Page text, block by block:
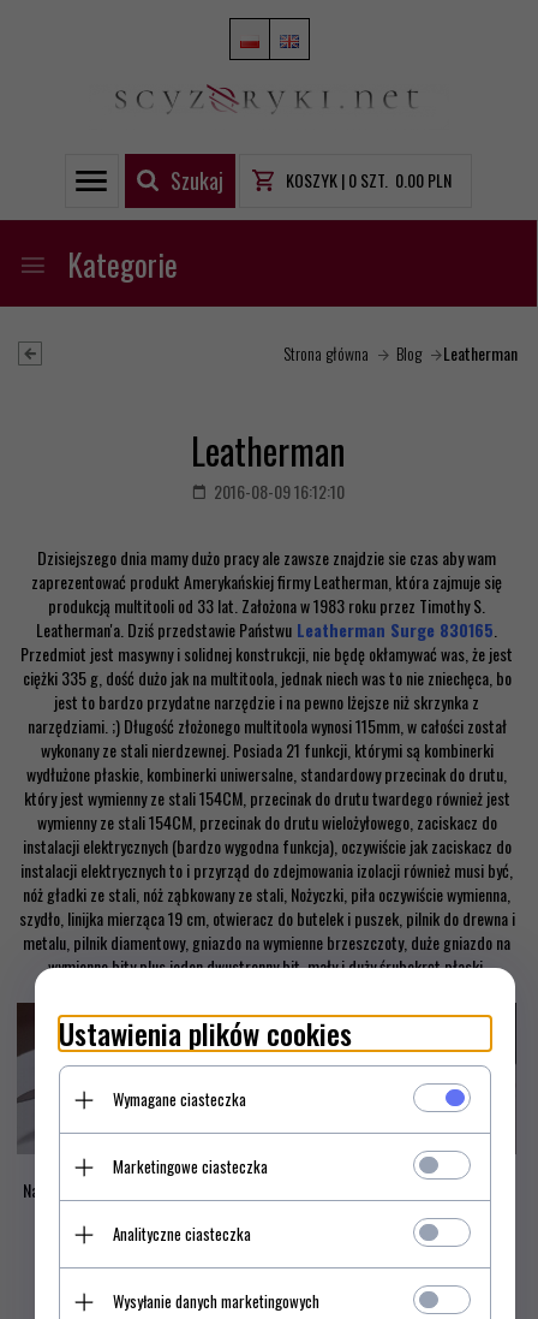
Szukaj KOSZYK |0SZT. 0.00PLN
Kategorie
Strona główna Blog Leatherman
Leatherman
2016-08-09 16:12:10
Dzisiejszego dnia mamy dużo pracy ale zawsze znajdzie sie czas aby wam
zaprezentować produkt Amerykańskiej firmy Leatherman, która zajmuje się
produkcją multitooli od 33 lat. Założona w 1983 roku przez Timothy S.
Leatherman'a. Dziś przedstawie Państwu Leatherman Surge 830165
Przedmiot jest masywny i solidnej konstrukcji, nie będę okłamywać was, że jest
ciężki 335 g, dość dużo jak na multitoola, jednak niech was to nie zniechęca, bo
jest to bardzo przydatne narzędzie i na pewno lżejsze niż skrzynka z
narzędziami. ;) Długość złożonego multitoola wynosi 115mm, w całości został
wykonany ze stali nierdzewnej. Posiada 21 funkcji, którymi są kombinerki
wydłużone płaskie, kombinerki uniwersalne, standardowy przecinak do drutu,
który jest wymienny ze stali 154CM, przecinak do drutu twardego również jest
wymienny ze stali 154CM, przecinak do drutu wielożyłowego, zaciskacz do
instalacji elektrycznych (bardzo wygodna funkcja), oczywiście jak zaciskacz do
instalacji elektrycznych to i przyrząd do zdejmowania izolacji również musi być,
nóż gładki ze stali, nóż ząbkowany ze stali, Nożyczki, piła oczywiście wymienna,
szydło, linijka mierząca 19 cm, otwieracz do butelek i puszek, pilnik do drewna i
metalu, pilnik diamentowy, gniazdo na wymienne brzeszczoty, duże gniazdo na
wymienne bity plus jeden dwustronny bit, mały i duży śrubokręt płaski.
Ładnie się prezentuje, prawda?
Narzędzia zewnętrzne są zabezpieczone blokadami typu liner-block, zapewnia
nam to bardzo dużą wygodę, narzędzia mogą zostać otwierane jedną reką.
Do scyzoryka dołączane jest również etui, wykonane ze skóry, poniżej
Ustawienia plików cookies
Wymagane ciasteczka
Marketingowe ciasteczka
Analityczne ciasteczka
Wysyłanie danych marketingowych